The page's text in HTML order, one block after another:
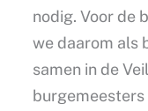
nodig. Voor de
we daarom als
samen in de
burgemeesters